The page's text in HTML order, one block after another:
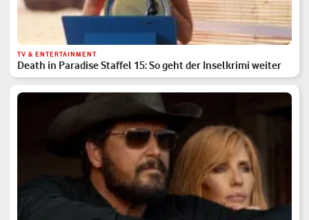
TV & ENTERTAINMENT
Death in Paradise Staffel 15: So geht der Inselkrimi weiter